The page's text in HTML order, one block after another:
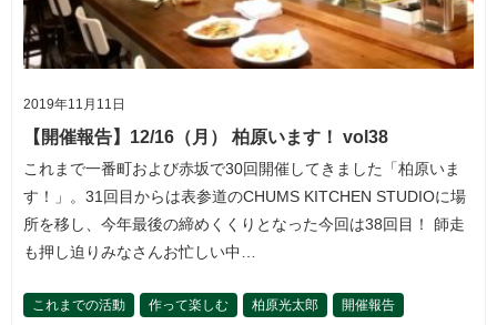
2019年11月11日
【開催報告】12/16（月） 柏原います！ vol38
これまで一番町および赤坂で30回開催してきました「柏原いま
す！」。31回目からは表参道のCHUMS KITCHEN STUDIOに場
所を移し、今年最後の締めくくりとなった今回は38回目！ 師走
も押し迫りみなさんお忙しい中…
これまでの活動 作って楽しむ 柏原光太郎 開催報告